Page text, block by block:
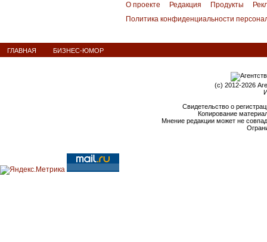
О проекте Редакция Продукты
Политика конфиденциальности
ГЛАВНАЯ БИЗНЕС-ЮМОР
(c) 2012-2026
Свидетельство о
Копирование
Мнение редакции может не